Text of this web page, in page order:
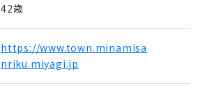
42歳
https://www.town.minamisa
nriku.miyagi.jp